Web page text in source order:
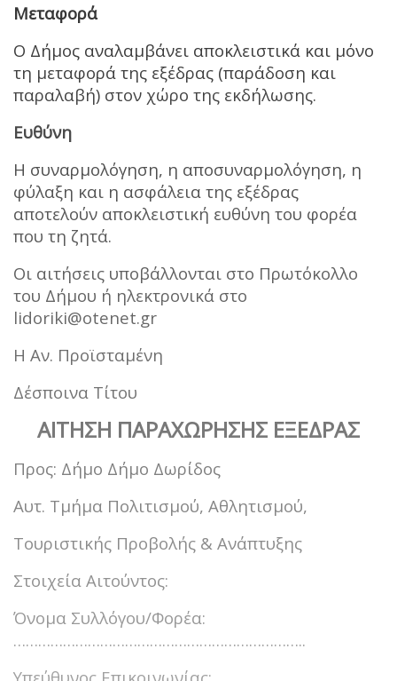
Μεταφορά
Ο Δήμος αναλαμβάνει αποκλειστικά και μόνο
τη μεταφορά της εξέδρας (παράδοση και
παραλαβή) στον χώρο της εκδήλωσης.
Ευθύνη
Η συναρμολόγηση, η αποσυναρμολόγηση, η
φύλαξη και η ασφάλεια της εξέδρας
αποτελούν αποκλειστική ευθύνη του φορέα
που τη ζητά.
Οι αιτήσεις υποβάλλονται στο Πρωτόκολλο
του Δήμου ή ηλεκτρονικά στο
lidoriki@otenet.gr
Η Αν. Προϊσταμένη
Δέσποινα Τίτου
ΑΙΤΗΣΗ ΠΑΡΑΧΩΡΗΣΗΣ ΕΞΕΔΡΑΣ
Προς: Δήμο Δήμο Δωρίδος
Αυτ. Τμήμα Πολιτισμού, Αθλητισμού,
Τουριστικής Προβολής & Ανάπτυξης
Στοιχεία Αιτούντος:
Όνομα Συλλόγου/Φορέα:
……………………………………………………………..